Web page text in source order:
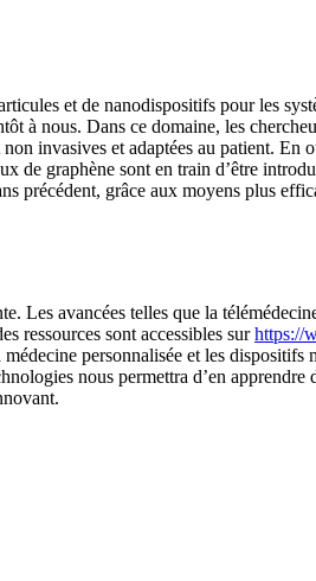
et de nanodispositifs pour les
à nous. Dans ce domaine, les
invasives et adaptées au patient.
de graphène sont en train d’être
précédent, grâce aux moyens plus
Les avancées telles que la
ressources sont accessibles surhttps://
personnalisée et les
nous permettra d’en